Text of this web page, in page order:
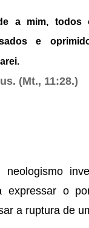
a mim, todos
e
(Mt., 11:28.)
expressar o
a ruptura de